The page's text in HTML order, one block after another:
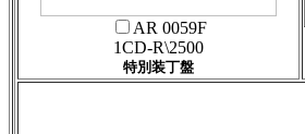
AR 0059F
1CD-R\2500
特別装丁盤